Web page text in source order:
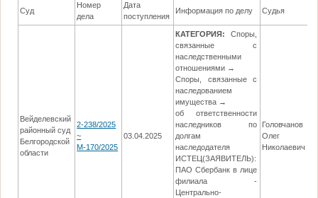
Суд
Номер
дела
Дата
поступления
Информация по делу Судья
Вейделевский
районный суд
Белгородской
области
2-238/2025
~
М-170/2025
03.04.2025
КАТЕГОРИЯ:
Споры,
связанные с
наследственными
отношениями →
Споры, связанные с
наследованием
имущества →
об ответственности
наследников по
долгам
наследодателя
ИСТЕЦ(ЗАЯВИТЕЛЬ):
ПАО Сбербанк в лице
филиала -
Центрально-
Головчанов
Олег
Николаевич